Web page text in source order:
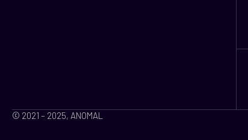
© 2021 – 2025, ANOMAL